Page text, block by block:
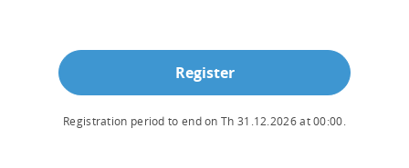
Register
Registration period to end onTh 31.12.2026at00:00.